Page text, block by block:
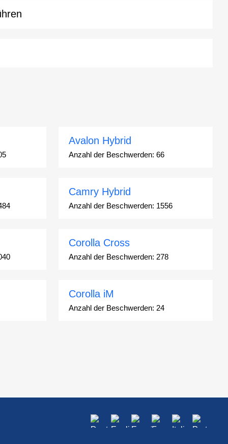
Avalon Hybrid
Anzahl der Beschwerden: 66
Camry Hybrid
Anzahl der Beschwerden: 1556
Corolla Cross
Anzahl der Beschwerden: 278
Corolla iM
Anzahl der Beschwerden: 24
GR86